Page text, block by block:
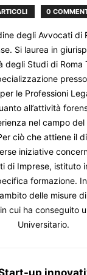
0
degli Avvocati di
Si laurea in
degli Studi di Roma
le Professioni
all’attività
nel campo
ciò che attiene il
iniziative
di Imprese, istituto
formazione.
delle misure
cui ha conseguito
Universitario.
up